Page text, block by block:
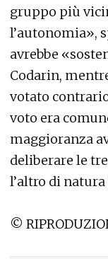
gruppo più
l’autonomia»,
avrebbe
Codarin,
votato
voto era
maggioranza
deliberare le
l’altro di
©